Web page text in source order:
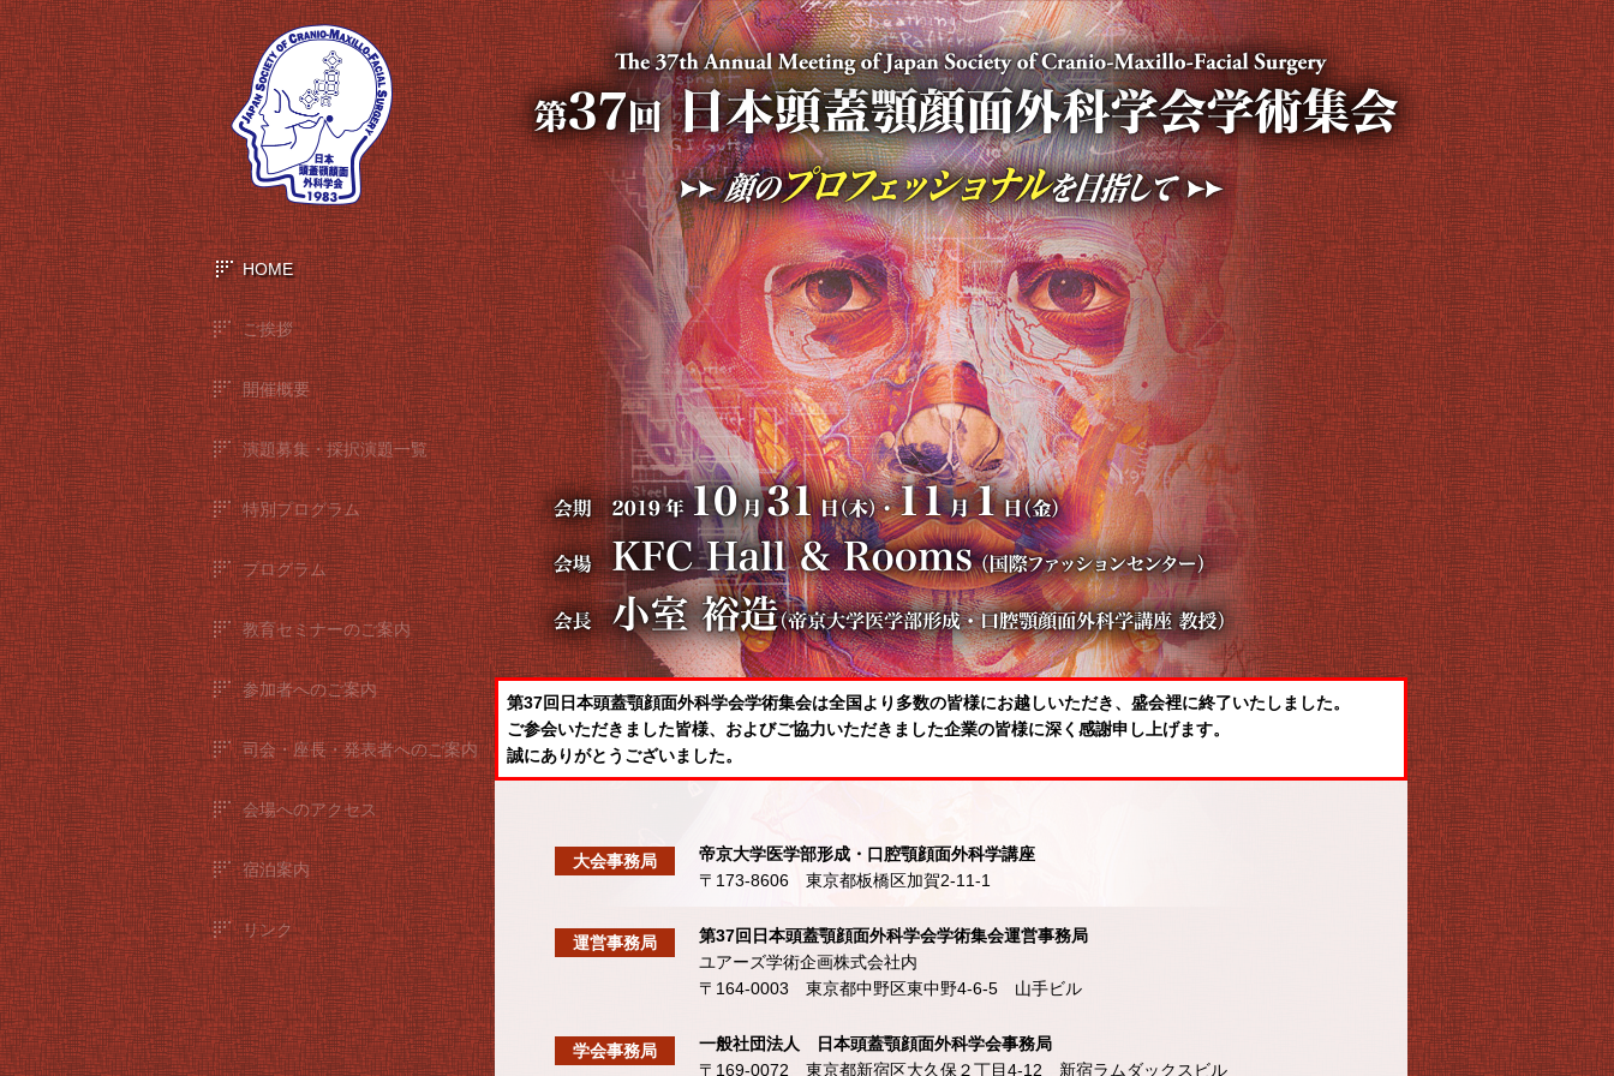
第37回日本頭蓋顎顔面外科学会学術集会は全国より多数の皆様にお越しいただき、盛会裡に終了いたしました。
ご参会いただきました皆様、およびご協力いただきました企業の皆様に深く感謝申し上げます。
誠にありがとうございました。
大会事務局
帝京大学医学部形成・口腔顎顔面外科学講座
〒173-8606 東京都板橋区加賀2-11-1
運営事務局
第37回日本頭蓋顎顔面外科学会学術集会運営事務局
ユアーズ学術企画株式会社内
〒164-0003 東京都中野区東中野4-6-5 山手ビル
学会事務局
一般社団法人 日本頭蓋顎顔面外科学会事務局
〒169-0072 東京都新宿区大久保２丁目4-12 新宿ラムダックスビル
HOME
ご挨拶
開催概要
演題募集・採択演題一覧
特別プログラム
プログラム
教育セミナーのご案内
参加者へのご案内
司会・座長・発表者へのご案内
会場へのアクセス
宿泊案内
リンク